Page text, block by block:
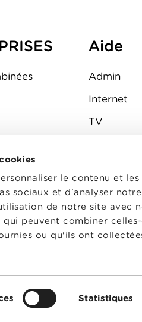
le contenu et
sociaux et d'analyser
de notre site avec
peuvent combiner
ou qu'ils ont
Statistiques
Aide
Admin
Internet
TV
Fibre
Sécurité
État du